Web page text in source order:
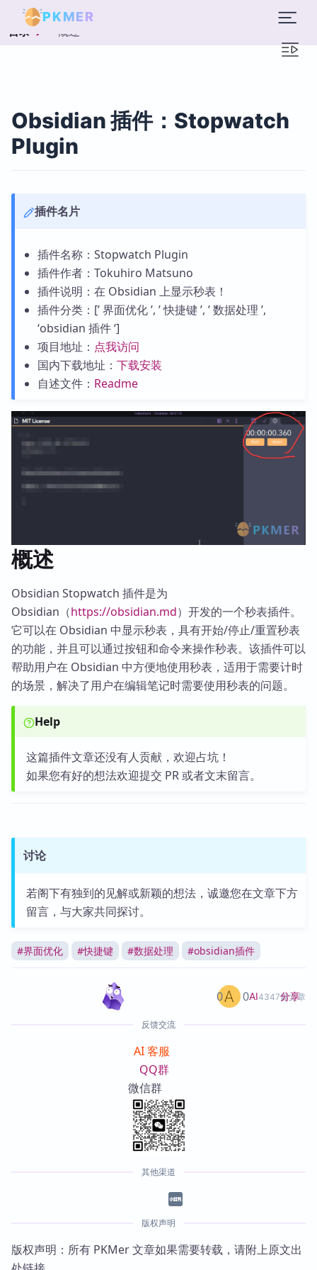
PKMER
目录 概述
Obsidian 插件：Stopwatch
Plugin
插件名片
插件名称：Stopwatch Plugin
插件作者：Tokuhiro Matsuno
插件说明：在 Obsidian 上显示秒表！
插件分类：[’ 界面优化 ’, ’ 快捷键 ’, ’ 数据处理 ’,
‘obsidian 插件 ‘]
项目地址： 点我访问
国内下载地址： 下载安装
自述文件： Readme
概述
Obsidian Stopwatch 插件是为
Obsidian（https://obsidian.md）开发的一个秒表插件。
它可以在 Obsidian 中显示秒表，具有开始/停止/重置秒表
的功能，并且可以通过按钮和命令来操作秒表。该插件可以
帮助用户在 Obsidian 中方便地使用秒表，适用于需要计时
的场景，解决了用户在编辑笔记时需要使用秒表的问题。
Help
这篇插件文章还没有人贡献，欢迎占坑！
如果您有好的想法欢迎提交 PR 或者文末留言。
讨论
若阁下有独到的见解或新颖的想法，诚邀您在文章下方
留言，与大家共同探讨。
#界面优化 #快捷键 #数据处理 #obsidian插件
AI4347篇文章
0 0 分享
反馈交流
AI 客服
QQ群
微信群
其他渠道
版权声明
版权声明：所有 PKMer 文章如果需要转载，请附上原文出